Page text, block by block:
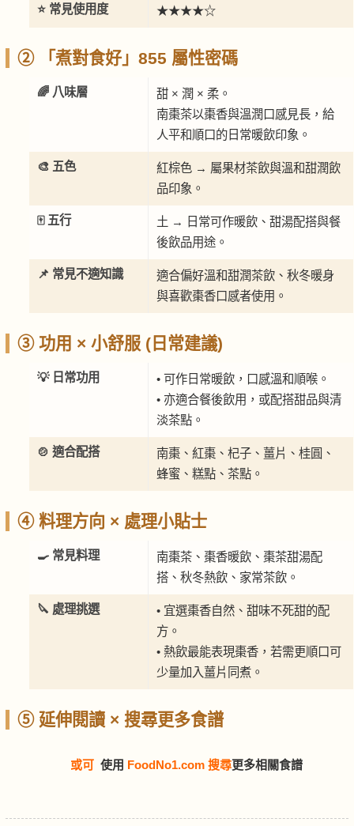
⭐ 常見使用度 ★★★★☆
② 「煮對食好」855 屬性密碼
🌈 八味層
甜 × 潤 × 柔。
南棗茶以棗香與溫潤口感見長，給
人平和順口的日常暖飲印象。
🎨 五色
紅棕色 → 屬果材茶飲與溫和甜潤飲
品印象。
🀄 五行
土 → 日常可作暖飲、甜湯配搭與餐
後飲品用途。
📌 常見不適知識
適合偏好溫和甜潤茶飲、秋冬暖身
與喜歡棗香口感者使用。
③ 功用 × 小舒服 (日常建議)
💡 日常功用
• 可作日常暖飲，口感溫和順喉。
• 亦適合餐後飲用，或配搭甜品與清
淡茶點。
🍲 適合配搭
南棗、紅棗、杞子、薑片、桂圓、
蜂蜜、糕點、茶點。
④ 料理方向 × 處理小貼士
🍳 常見料理
南棗茶、棗香暖飲、棗茶甜湯配
搭、秋冬熱飲、家常茶飲。
🔪 處理挑選
• 宜選棗香自然、甜味不死甜的配
方。
• 熱飲最能表現棗香，若需更順口可
少量加入薑片同煮。
⑤ 延伸閱讀 × 搜尋更多食譜
或可 使用 FoodNo1.com 搜尋更多相關食譜